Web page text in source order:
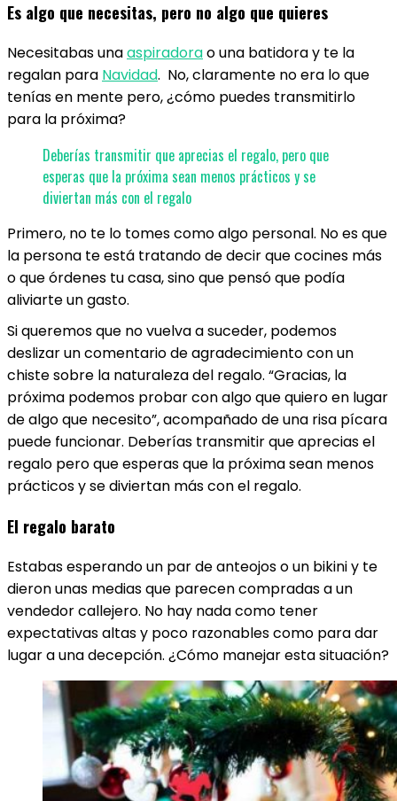
Es algo que necesitas, pero no algo que quieres
Necesitabas unaaspiradorao una batidora y te la
regalan para Navidad. No, claramente no era lo que
tenías en mente pero, ¿cómo puedes transmitirlo
para la próxima?
Deberías transmitir que aprecias el regalo, pero que
esperas que la próxima sean menos prácticos y se
diviertan más con el regalo
Primero, no te lo tomes como algo personal. No es que
la persona te está tratando de decir que cocines más
o que órdenes tu casa, sino que pensó que podía
aliviarte un gasto.
Si queremos que no vuelva a suceder, podemos
deslizar un comentario de agradecimiento con un
chiste sobre la naturaleza del regalo. “Gracias, la
próxima podemos probar con algo que quiero en lugar
de algo que necesito”, acompañado de una risa pícara
puede funcionar. Deberías transmitir que aprecias el
regalo pero que esperas que la próxima sean menos
prácticos y se diviertan más con el regalo.
El regalo barato
Estabas esperando un par de anteojos o un bikini y te
dieron unas medias que parecen compradas a un
vendedor callejero. No hay nada como tener
expectativas altas y poco razonables como para dar
lugar a una decepción. ¿Cómo manejar esta situación?